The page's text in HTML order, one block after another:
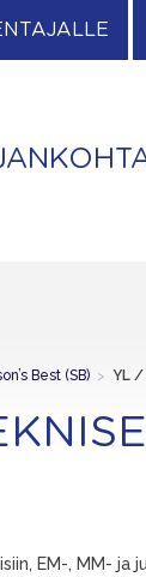
Best (SB) > YL
EM-, MM-